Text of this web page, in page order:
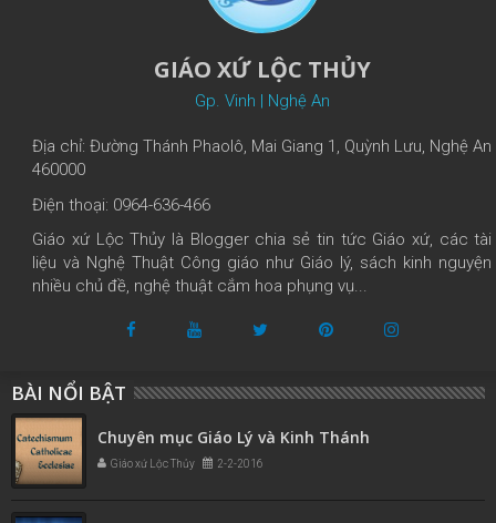
GIÁO XỨ LỘC THỦY
Gp. Vinh | Nghệ An
Địa chỉ: Đường Thánh Phaolô, Mai Giang 1, Quỳnh Lưu, Nghệ An
460000
Điện thoại: 0964-636-466
Giáo xứ Lộc Thủy là Blogger chia sẻ tin tức Giáo xứ, các tài
liệu và Nghệ Thuật Công giáo như Giáo lý, sách kinh nguyện
nhiều chủ đề, nghệ thuật cắm hoa phụng vụ...
BÀI NỔI BẬT
Chuyên mục Giáo Lý và Kinh Thánh
Giáo xứ Lộc Thủy 2-2-2016